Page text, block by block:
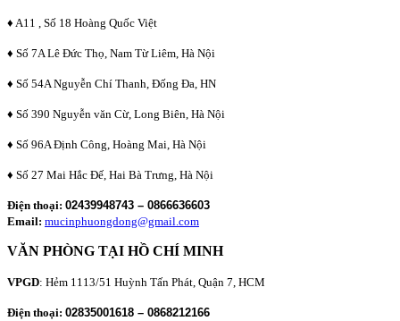
♦ A11 , Số 18 Hoàng Quốc Việt
♦ Số 7A Lê Đức Thọ, Nam Từ Liêm, Hà Nội
♦ Số 54A Nguyễn Chí Thanh, Đống Đa, HN
♦ Số 390 Nguyễn văn Cừ, Long Biên, Hà Nội
♦ Số 96A Định Công, Hoàng Mai, Hà Nội
♦ Số 27 Mai Hắc Đế, Hai Bà Trưng, Hà Nội
Điện thoại: 02439948743 – 0866636603
Email: mucinphuongdong@gmail.com
VĂN PHÒNG TẠI HỒ CHÍ MINH
VPGD: Hẻm 1113/51 Huỳnh Tấn Phát, Quận 7, HCM
Điện thoại: 02835001618 – 0868212166